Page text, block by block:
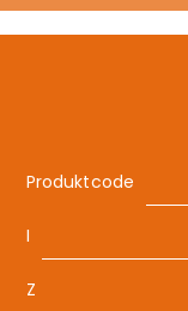
Produktcode
I
Z